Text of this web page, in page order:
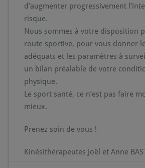
d’augmenter progressivement
risque.
Nous sommes à votre disposition
route sportive, pour vous donner
adéquats et les paramètres à
un bilan préalable de votre
physique.
Le sport santé, ce n’est pas faire
mieux.
Prenez soin de vous !
Kinésithérapeutes Joël et Anne